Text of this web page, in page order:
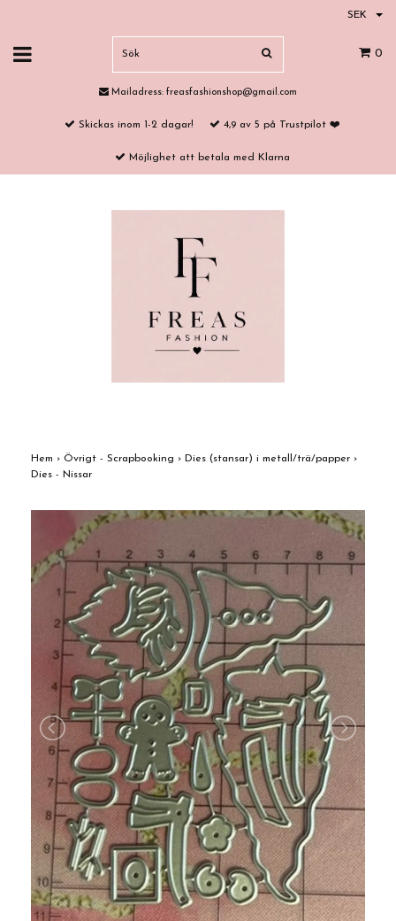
SEK
0
Mailadress: freasfashionshop@gmail.com
Skickas inom 1-2 dagar! 4,9 av 5 på Trustpilot ❤️
Möjlighet att betala med Klarna
Hem › Övrigt - Scrapbooking › Dies (stansar) i metall/trä/papper ›
Dies - Nissar